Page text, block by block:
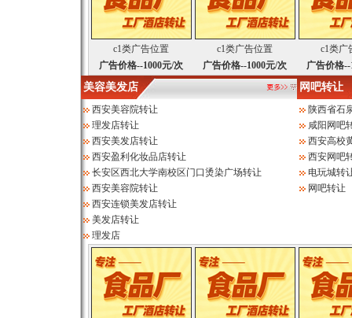
c1类广告位置 c1类广告位置
c1类广
广告价格--1000元/次
广告价格--1000元/次 广告价格
美容美发店 网吧转让
西安美容院转让
理发店转让
西安美发店转让
西安盈利化妆品店转让
长安区西北大学南校区门口烫染广场转让
西安美容院转让
西安连锁美发店转让
美发店转让
理发店
陕西省石
咸阳网吧
西安高校
西安网吧
电玩城转
网吧转让